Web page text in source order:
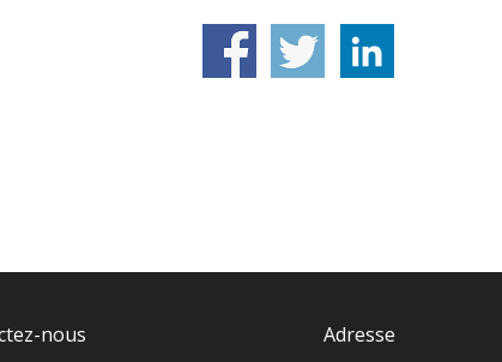
nous Adresse